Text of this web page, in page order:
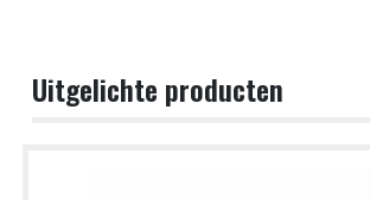
Uitgelichte producten